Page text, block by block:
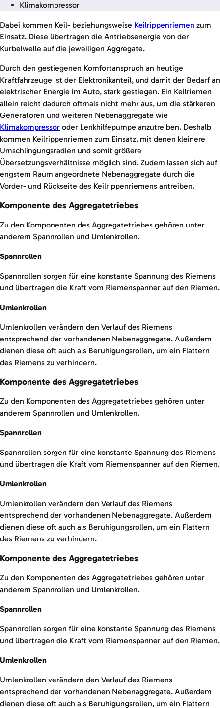
Klimakompressor
Dabei kommen Keil- beziehungsweise Keilrippenriemen zum
Einsatz. Diese übertragen die Antriebsenergie von der
Kurbelwelle auf die jeweiligen Aggregate.
Durch den gestiegenen Komfortanspruch an heutige
Kraftfahrzeuge ist der Elektronikanteil, und damit der Bedarf an
elektrischer Energie im Auto, stark gestiegen. Ein Keilriemen
allein reicht dadurch oftmals nicht mehr aus, um die stärkeren
Generatoren und weiteren Nebenaggregate wie
Klimakompressor oder Lenkhilfepumpe anzutreiben. Deshalb
kommen Keilrippenriemen zum Einsatz, mit denen kleinere
Umschlingungsradien und somit größere
Übersetzungsverhältnisse möglich sind. Zudem lassen sich auf
engstem Raum angeordnete Nebenaggregate durch die
Vorder- und Rückseite des Keilrippenriemens antreiben.
Komponente des Aggregatetriebes
Zu den Komponenten des Aggregatetriebes gehören unter
anderem Spannrollen und Umlenkrollen.
Spannrollen
Spannrollen sorgen für eine konstante Spannung des Riemens
und übertragen die Kraft vom Riemenspanner auf den Riemen.
Umlenkrollen
Umlenkrollen verändern den Verlauf des Riemens
entsprechend der vorhandenen Nebenaggregate. Außerdem
dienen diese oft auch als Beruhigungsrollen, um ein Flattern
des Riemens zu verhindern.
Komponente des Aggregatetriebes
Zu den Komponenten des Aggregatetriebes gehören unter
anderem Spannrollen und Umlenkrollen.
Spannrollen
Spannrollen sorgen für eine konstante Spannung des Riemens
und übertragen die Kraft vom Riemenspanner auf den Riemen.
Umlenkrollen
Umlenkrollen verändern den Verlauf des Riemens
entsprechend der vorhandenen Nebenaggregate. Außerdem
dienen diese oft auch als Beruhigungsrollen, um ein Flattern
des Riemens zu verhindern.
Komponente des Aggregatetriebes
Zu den Komponenten des Aggregatetriebes gehören unter
anderem Spannrollen und Umlenkrollen.
Spannrollen
Spannrollen sorgen für eine konstante Spannung des Riemens
und übertragen die Kraft vom Riemenspanner auf den Riemen.
Umlenkrollen
Umlenkrollen verändern den Verlauf des Riemens
entsprechend der vorhandenen Nebenaggregate. Außerdem
dienen diese oft auch als Beruhigungsrollen, um ein Flattern